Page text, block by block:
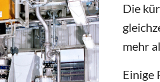
Die
mehr
Einige